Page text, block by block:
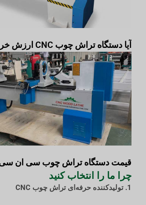
آیا دستگاه تراش چوب CNC ارزش خرید دارد؟
قیمت دستگاه تراش چوب سی ان
چرا ما را انتخاب کنید
1. تولیدکننده حرفه‌ای تراش چوب CNC